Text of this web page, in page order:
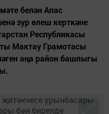
белән Апас
зур өлеш керткәне
Республикасы
Мактау Грамотасы
аңа район башлыгы